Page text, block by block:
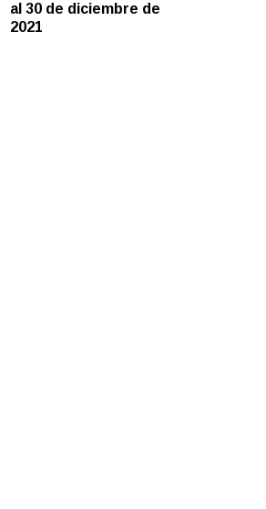
al 30 de diciembre de
2021